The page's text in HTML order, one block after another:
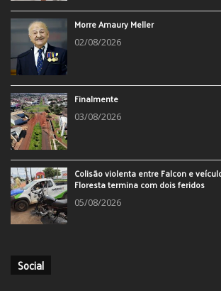
Morre Amaury Meller
02/08/2026
Finalmente
03/08/2026
Colisão violenta entre Falcon e
Floresta termina com dois feridos
05/08/2026
Social